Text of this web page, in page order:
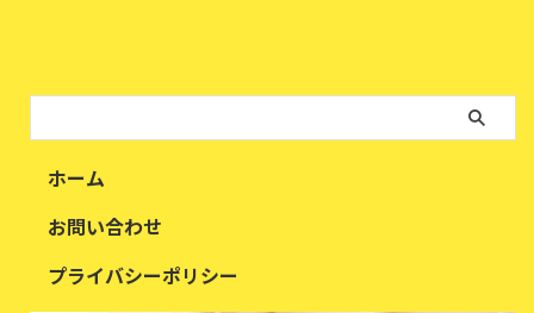
ホーム
お問い合わせ
プライバシーポリシー